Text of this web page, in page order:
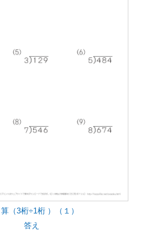
（3桁÷1桁 ）（１）
答え